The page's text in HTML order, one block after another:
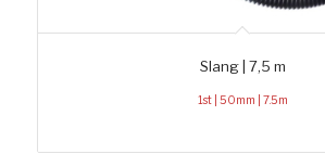
Slang | 7,5 m
1st | 50mm | 7.5m